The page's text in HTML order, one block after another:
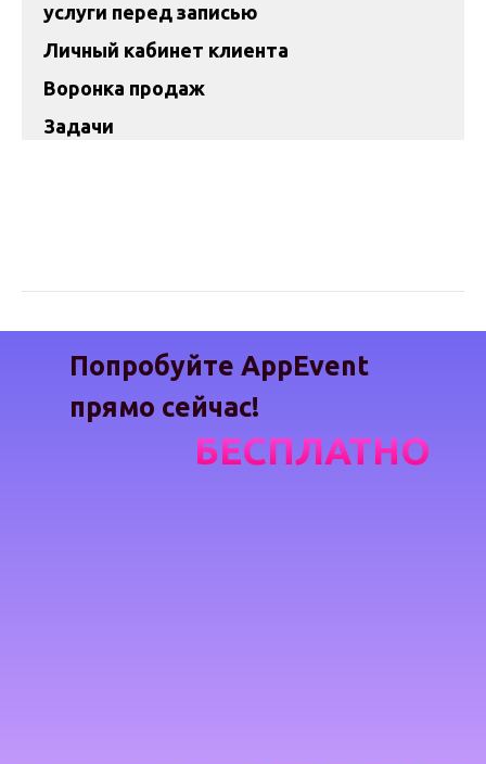
услуги перед записью
Личный кабинет клиента
Воронка продаж
Задачи
Попробуйте AppEvent
прямо сейчас!
БЕСПЛАТНО